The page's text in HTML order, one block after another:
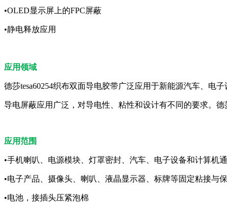
•OLED显示屏上的FPC屏蔽
•静电释放应用
应用领域
德莎tesa60254织布双面导电胶带广泛应用于新能源汽车、电
导电屏蔽应用广泛，对导电性、粘性和设计有不同的要求。
应用范围
•手机喇叭、电源模块、灯罩密封、汽车、电子设备和计算机
•电子产品、摄像头、喇叭、液晶显示器、标牌等固定粘接与
•电池，接插头压紧泡棉